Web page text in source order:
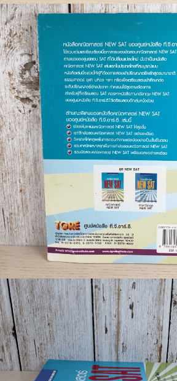
🎲 Board Game
📅 สินค้าอื่นๆ